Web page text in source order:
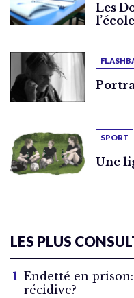
Les
l’école
SPORT
Une
LES PLUS
Endetté en
récidive?